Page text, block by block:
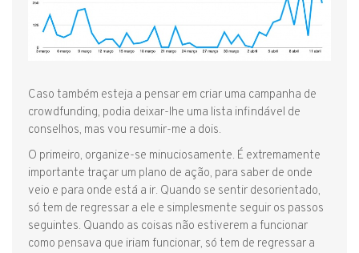
Caso também esteja a pensar em criar uma campanha de
crowdfunding, podia deixar-lhe uma lista infindável de
conselhos, mas vou resumir-me a dois.
O primeiro, organize-se minuciosamente. É extremamente
importante traçar um plano de ação, para saber de onde
veio e para onde está a ir. Quando se sentir desorientado,
só tem de regressar a ele e simplesmente seguir os passos
seguintes. Quando as coisas não estiverem a funcionar
como pensava que iriam funcionar, só tem de regressar a